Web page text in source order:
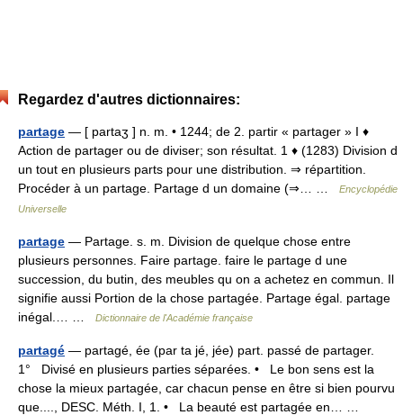
Regardez d'autres dictionnaires:
partage — [ partaʒ ] n. m. • 1244; de 2. partir « partager » I ♦
Action de partager ou de diviser; son résultat. 1 ♦ (1283) Division d
un tout en plusieurs parts pour une distribution. ⇒ répartition.
Procéder à un partage. Partage d un domaine (⇒… …
Encyclopédie
Universelle
partage — Partage. s. m. Division de quelque chose entre
plusieurs personnes. Faire partage. faire le partage d une
succession, du butin, des meubles qu on a achetez en commun. Il
signifie aussi Portion de la chose partagée. Partage égal. partage
inégal.… …
Dictionnaire de l'Académie française
partagé — partagé, ée (par ta jé, jée) part. passé de partager.
1° Divisé en plusieurs parties séparées. • Le bon sens est la
chose la mieux partagée, car chacun pense en être si bien pourvu
que...., DESC. Méth. I, 1. • La beauté est partagée en… …